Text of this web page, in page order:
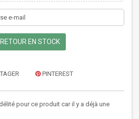
EN STOCK
PINTEREST
pour ce produit car il y a déjà une